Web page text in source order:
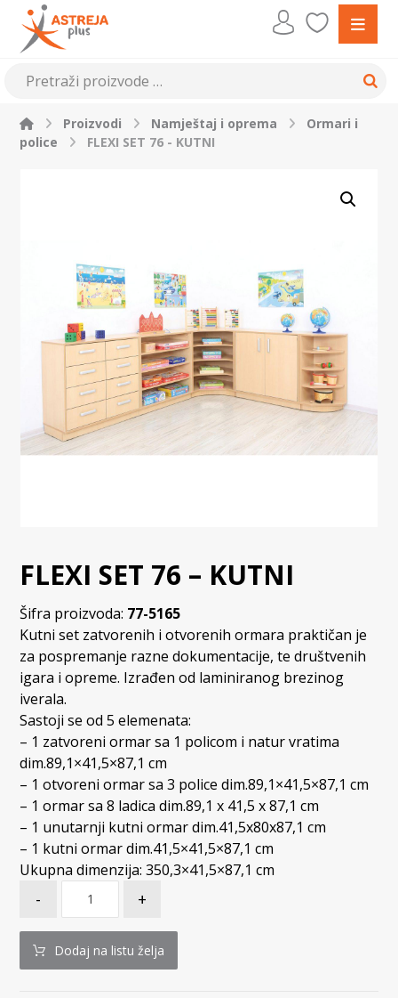
Proizvodi Namještaj i oprema
Ormari i
police
FLEXI SET 76 - KUTNI
FLEXI SET 76 – KUTNI
Šifra proizvoda: 77-5165
Kutni set zatvorenih i otvorenih ormara praktičan je
za pospremanje razne dokumentacije, te društvenih
igara i opreme. Izrađen od laminiranog brezinog
iverala.
Sastoji se od 5 elemenata:
– 1 zatvoreni ormar sa 1 policom i natur vratima
dim.89,1×41,5×87,1 cm
– 1 otvoreni ormar sa 3 police dim.89,1×41,5×87,1 cm
– 1 ormar sa 8 ladica dim.89,1 x 41,5 x 87,1 cm
– 1 unutarnji kutni ormar dim.41,5x80x87,1 cm
– 1 kutni ormar dim.41,5×41,5×87,1 cm
Ukupna dimenzija: 350,3×41,5×87,1 cm
- +
Dodaj na listu želja